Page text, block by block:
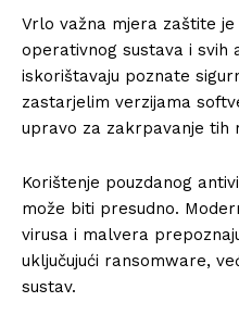
Vrlo važna mjera zaštite
operativnog sustava i svih
iskorištavaju poznate
zastarjelim verzijama
upravo za zakrpavanje tih
Korištenje pouzdanog
može biti presudno.
virusa i malvera
uključujući ransomware,
sustav.